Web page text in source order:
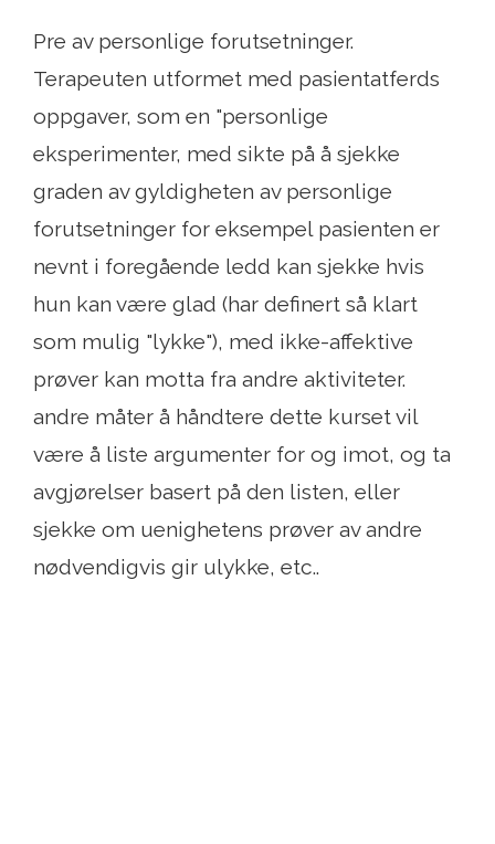
Pre av personlige forutsetninger.
Terapeuten utformet med pasientatferds
oppgaver, som en "personlige
eksperimenter, med sikte på å sjekke
graden av gyldigheten av personlige
forutsetninger for eksempel pasienten er
nevnt i foregående ledd kan sjekke hvis
hun kan være glad (har definert så klart
som mulig "lykke"), med ikke-affektive
prøver kan motta fra andre aktiviteter.
andre måter å håndtere dette kurset vil
være å liste argumenter for og imot, og ta
avgjørelser basert på den listen, eller
sjekke om uenighetens prøver av andre
nødvendigvis gir ulykke, etc..